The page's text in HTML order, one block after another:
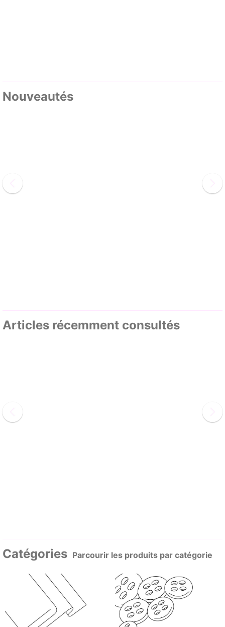
Nouveautés
Articles récemment consultés
Catégories Parcourir les produits par catégorie